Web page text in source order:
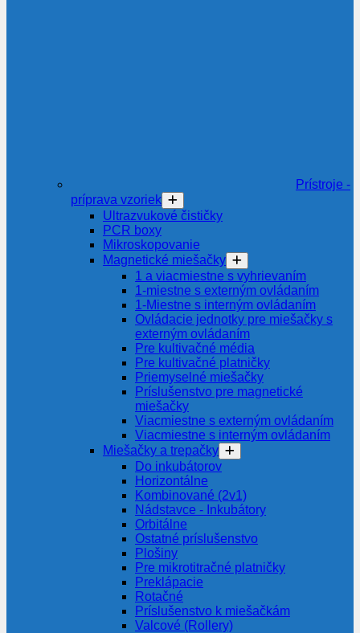
Prístroje -
príprava vzoriek
Ultrazvukové čističky
PCR boxy
Mikroskopovanie
Magnetické miešačky
1 a viacmiestne s vyhrievaním
1-miestne s externým ovládaním
1-Miestne s interným ovládaním
Ovládacie jednotky pre miešačky s
externým ovládaním
Pre kultivačné média
Pre kultivačné platničky
Priemyselné miešačky
Príslušenstvo pre magnetické
miešačky
Viacmiestne s externým ovládaním
Viacmiestne s interným ovládaním
Miešačky a trepačky
Do inkubátorov
Horizontálne
Kombinované (2v1)
Nádstavce - Inkubátory
Orbitálne
Ostatné príslušenstvo
Plošiny
Pre mikrotitračné platničky
Preklápacie
Rotačné
Príslušenstvo k miešačkám
Valcové (Rollery)